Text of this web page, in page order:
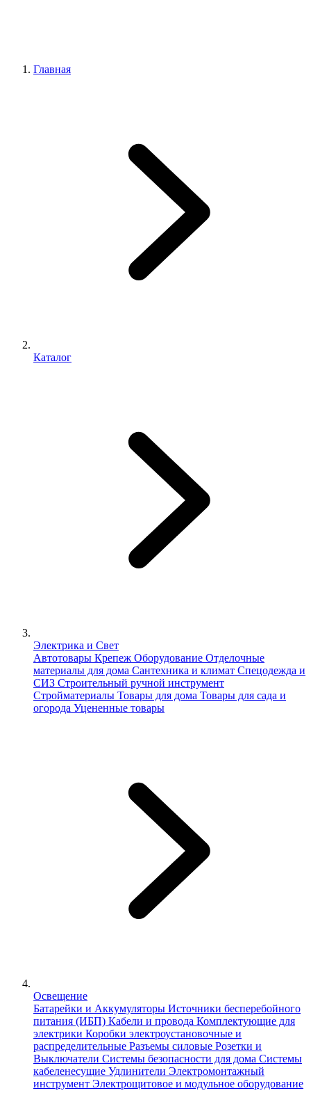
Главная
Каталог
Электрика и Свет
Автотовары Крепеж Оборудование Отделочные
материалы для дома Сантехника и климат Спецодежда и
СИЗ Строительный ручной инструмент
Стройматериалы Товары для дома Товары для сада и
огорода Уцененные товары
Освещение
Батарейки и Аккумуляторы Источники бесперебойного
питания (ИБП) Кабели и провода Комплектующие для
электрики Коробки электроустановочные и
распределительные Разъемы силовые Розетки и
Выключатели Системы безопасности для дома Системы
кабеленесущие Удлинители Электромонтажный
инструмент Электрощитовое и модульное оборудование